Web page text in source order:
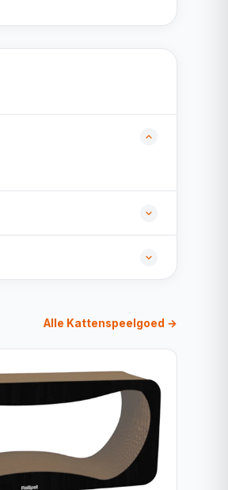
Alle Kattenspeelgoed →